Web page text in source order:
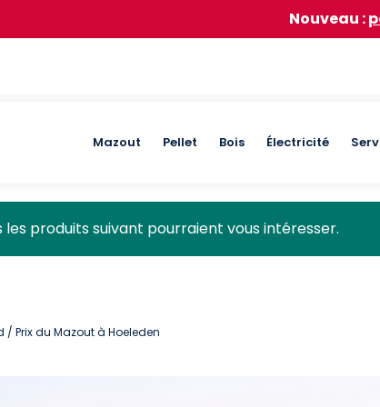
participez à
Main
Mazout Pellet Bois Électricité
produits suivant pourraient vous intéresser.
/ Prix du Mazout à Hoeleden